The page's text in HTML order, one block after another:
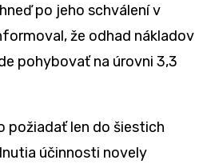
po jeho schválení v
že odhad nákladov
pohybovať na úrovni 3,3
požiadať len do šiestich
účinnosti novely